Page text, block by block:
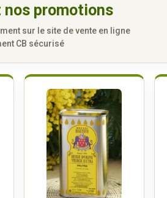
nos promotions
sur le site de vente en ligne
CB sécurisé